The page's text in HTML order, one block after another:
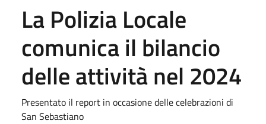
La Polizia Locale
comunica il bilancio
delle attività nel 2024
Presentato il report in occasione delle celebrazioni di
San Sebastiano